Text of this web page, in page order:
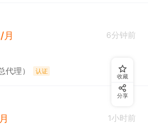
6分钟前
代理） 认证
1小时前
收藏
分享